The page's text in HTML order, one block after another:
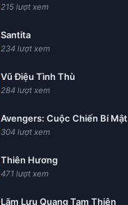
215 lượt xem
Santita
234 lượt xem
Vũ Điệu Tình Thù
284 lượt xem
Avengers: Cuộc Chiến Bí Mật
304 lượt xem
Thiên Hương
471 lượt xem
Lãm Lưu Quang Tam Thiên